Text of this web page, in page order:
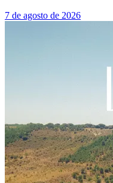
7 de agosto de 2026